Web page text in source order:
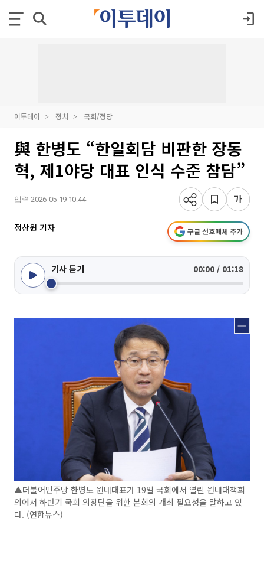
이투데이 정치 국회/정당
與 한병도 “한일회담 비판한 장동
혁, 제1야당 대표 인식 수준 참담”
입력 2026-05-19 10:44
정상원 기자 구글 선호매체 추가
기사 듣기 00:00 / 01:18
▲더불어민주당 한병도 원내대표가 19일 국회에서 열린 원내대책회
의에서 하반기 국회 의장단을 위한 본회의 개최 필요성을 말하고 있
다. (연합뉴스)